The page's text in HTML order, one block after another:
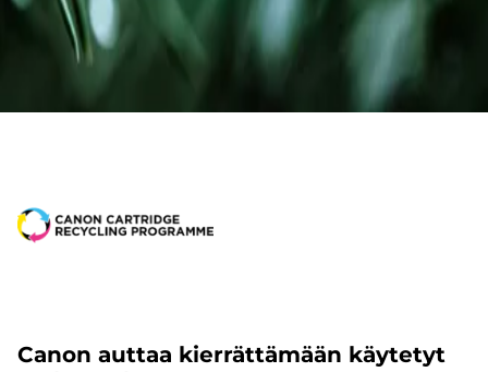
Canon auttaa kierrättämään käytetyt